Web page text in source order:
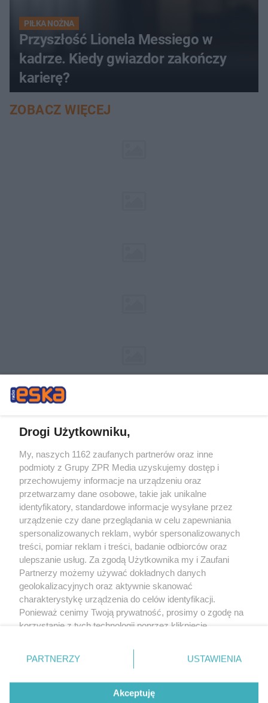
PIŁKA NOŻNA
Przyszłość Lionela Messiego w
kadrze. Kiedy gwiazdor zakończy
karierę?
ZOBACZ WIĘCEJ
Żaden utwór zamieszczony w serwisie nie może być powielany i
rozpowszechniany lub dalej rozpowszechniany w jakikolwiek sposób (w
tym także elektroniczny lub mechaniczny) na jakimkolwiek polu
eksploatacji w jakiejkolwiek formie, włącznie z umieszczaniem w Internecie
bez pisemnej zgody właściciela praw. Jakiekolwiek użycie lub
wykorzystanie utworów w całości lub w części z naruszeniem prawa, tzn.
bez właściwej zgody, jest zabronione pod groźbą kary i może być ścigane
prawnie.
O nas
Drogi Użytkowniku,
My, naszych 1162 zaufanych partnerów oraz inne
podmioty z Grupy ZPR Media uzyskujemy dostęp i
przechowujemy informacje na urządzeniu oraz
przetwarzamy dane osobowe, takie jak unikalne
identyfikatory, standardowe informacje wysyłane przez
urządzenie czy dane przeglądania w celu zapewniania
spersonalizowanych reklam, wybór spersonalizowanych
treści, pomiar reklam i treści, badanie odbiorców oraz
ulepszanie usług. Za zgodą Użytkownika my i Zaufani
Partnerzy możemy używać dokładnych danych
geolokalizacyjnych oraz aktywnie skanować
charakterystykę urządzenia do celów identyfikacji.
Ponieważ cenimy Twoją prywatność, prosimy o zgodę na
korzystanie z tych technologii poprzez kliknięcie
zmienić/wycofać klikając przycisk ustawień prywatności
znajdujący się w lewym dolnym rogu strony
rodzaje przetwarzania danych nie wymagają zgody
użytkownika, ale masz prawo sprzeciwić się takiemu
PARTNERZY USTAWIENIA
Akceptuję